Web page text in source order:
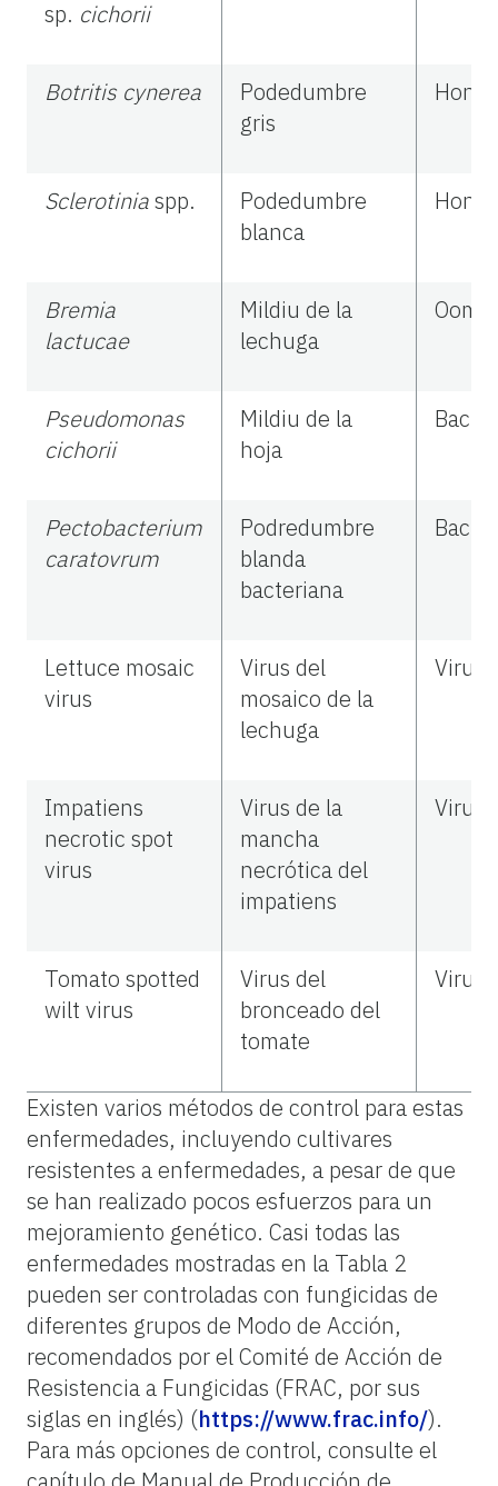
sp. cichorii
Botritis cynerea
Podedumbre
gris
Sclerotiniaspp.
Podedumbre
blanca
Bremia
lactucae
Mildiu de la
lechuga
Pseudomonas
cichorii
Mildiu de la
hoja
Pectobacterium
caratovrum
Podredumbre
blanda
bacteriana
Lettuce mosaic
virus
Virus del
mosaico de la
lechuga
Virus
Impatiens
necrotic spot
virus
Virus de la
mancha
necrótica del
impatiens
Virus
Tomato spotted
wilt virus
Virus del
bronceado del
tomate
Virus
Existen varios métodos de control para estas
enfermedades, incluyendo cultivares
resistentes a enfermedades, a pesar de que
se han realizado pocos esfuerzos para un
mejoramiento genético. Casi todas las
enfermedades mostradas en la Tabla 2
pueden ser controladas con fungicidas de
diferentes grupos de Modo de Acción,
recomendados por el Comité de Acción de
Resistencia a Fungicidas (FRAC, por sus
siglas en inglés) (https://www.frac.info/).
Para más opciones de control, consulte el